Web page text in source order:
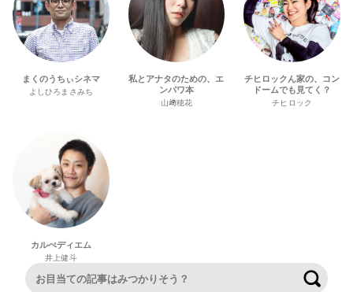
まくのうちぃシネマ
よしひろまさみち
私とアナタのための、エ
ンパワ本
山﨑穂花
チヒロックん家の、コン
ドームでも見てく？
チヒロック
カルぺディエム
井上健斗